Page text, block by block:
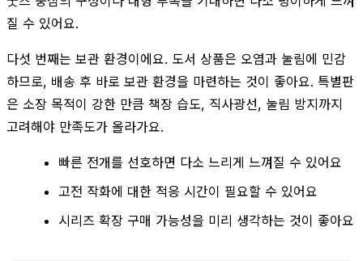
질 수 있어요.
다섯 번째는 보관 환경이에요. 도서 상품은 오염과 눌림에 민감
하므로, 배송 후 바로 보관 환경을 마련하는 것이 좋아요. 특별판
은 소장 목적이 강한 만큼 책장 습도, 직사광선, 눌림 방지까지
고려해야 만족도가 올라가요.
빠른 전개를 선호하면 다소 느리게 느껴질 수 있어요
고전 작화에 대한 적응 시간이 필요할 수 있어요
시리즈 확장 구매 가능성을 미리 생각하는 것이 좋아요